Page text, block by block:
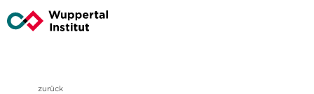
zurück